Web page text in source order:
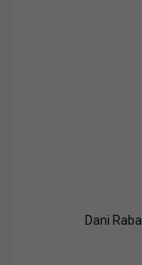
Dani Raba